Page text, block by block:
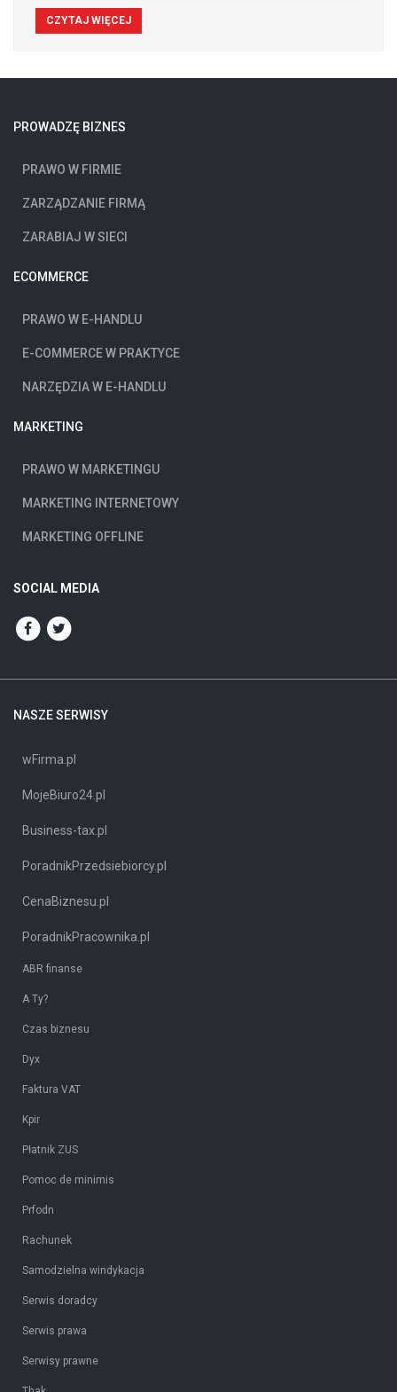
CZYTAJ WIĘCEJ
PROWADZĘ BIZNES
PRAWO W FIRMIE
ZARZĄDZANIE FIRMĄ
ZARABIAJ W SIECI
ECOMMERCE
PRAWO W E-HANDLU
E-COMMERCE W PRAKTYCE
NARZĘDZIA W E-HANDLU
MARKETING
PRAWO W MARKETINGU
MARKETING INTERNETOWY
MARKETING OFFLINE
SOCIAL MEDIA
NASZE SERWISY
wFirma.pl
MojeBiuro24.pl
Business-tax.pl
PoradnikPrzedsiebiorcy.pl
CenaBiznesu.pl
PoradnikPracownika.pl
ABR finanse
A Ty?
Czas biznesu
Dyx
Faktura VAT
Kpir
Płatnik ZUS
Pomoc de minimis
Prfodn
Rachunek
Samodzielna windykacja
Serwis doradcy
Serwis prawa
Serwisy prawne